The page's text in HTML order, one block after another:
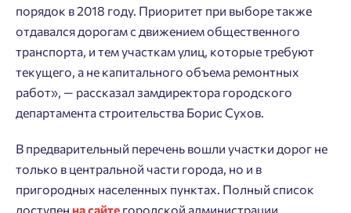
порядок в 2018 году. Приоритет при выборе также
отдавался дорогам с движением общественного
транспорта, и тем участкам улиц, которые требуют
текущего, а не капитального объема ремонтных
работ», — рассказал замдиректора городского
департамента строительства Борис Сухов.
В предварительный перечень вошли участки дорог не
только в центральной части города, но и в
пригородных населенных пунктах. Полный список
доступен на сайте городской администрации.